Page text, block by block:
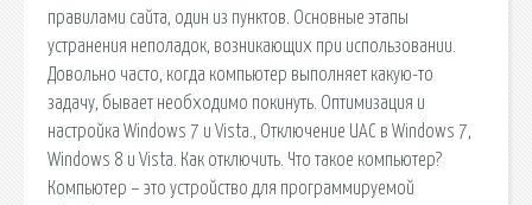
правилами сайта, один из пунктов. Основные этапы
устранения неполадок, возникающих при использовании.
Довольно часто, когда компьютер выполняет какую-то
задачу, бывает необходимо покинуть. Оптимизация и
настройка Windows 7 и Vista., Отключение UAC в Windows 7,
Windows 8 и Vista. Как отключить. Что такое компьютер?
Компьютер – это устройство для программируемой